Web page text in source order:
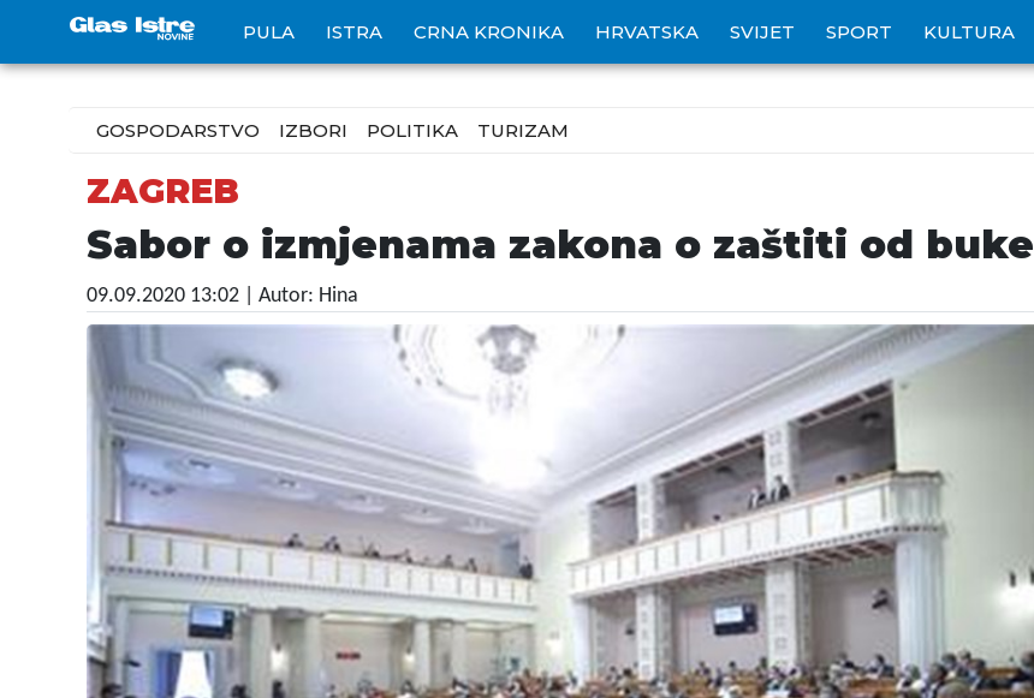
PULA ISTRA CRNA KRONIKA HRVATSKA SVIJET SPORT KULTURA
GOSPODARSTVO IZBORI POLITIKA TURIZAM
ZAGREB
Sabor o izmjenama zakona o zaštiti od buke
09.09.2020 13:02 | Autor: Hina